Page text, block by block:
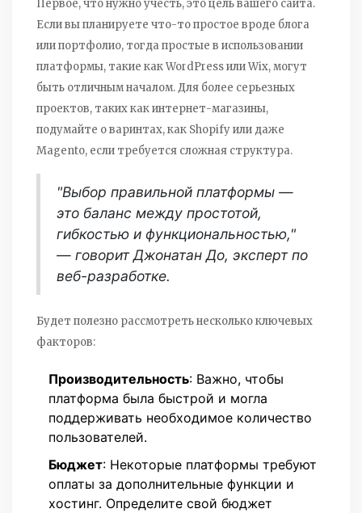
Первое, что нужно учесть, это цель вашего сайта.
Если вы планируете что-то простое вроде блога
или портфолио, тогда простые в использовании
платформы, такие как WordPress или Wix, могут
быть отличным началом. Для более серьезных
проектов, таких как интернет-магазины,
подумайте о варинтах, как Shopify или даже
Magento, если требуется сложная структура.
"Выбор правильной платформы —
это баланс между простотой,
гибкостью и функциональностью,"
— говорит Джонатан До, эксперт по
веб-разработке.
Будет полезно рассмотреть несколько ключевых
факторов:
Производительность: Важно, чтобы
платформа была быстрой и могла
поддерживать необходимое количество
пользователей.
Бюджет: Некоторые платформы требуют
оплаты за дополнительные функции и
хостинг. Определите свой бюджет